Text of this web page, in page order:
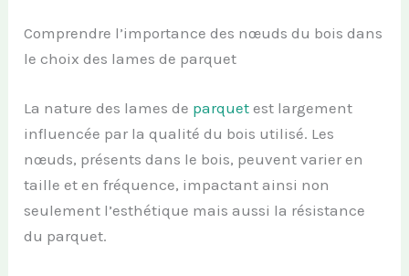
Comprendre l’importance des nœuds du bois dans
le choix des lames de parquet
La nature des lames de parquet est largement
influencée par la qualité du bois utilisé. Les
nœuds, présents dans le bois, peuvent varier en
taille et en fréquence, impactant ainsi non
seulement l’esthétique mais aussi la résistance
du parquet.